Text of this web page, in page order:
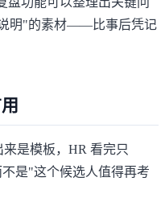
明"的素材——比事后凭记
是模板，HR 看完只
是"这个候选人值得再考